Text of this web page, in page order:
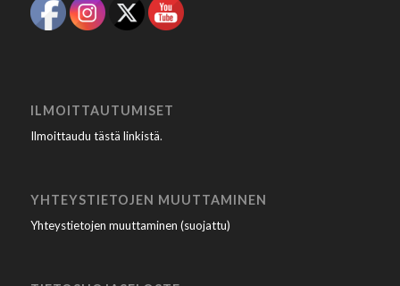
ILMOITTAUTUMISET
Ilmoittaudu tästä linkistä.
YHTEYSTIETOJEN MUUTTAMINEN
Yhteystietojen muuttaminen (suojattu)